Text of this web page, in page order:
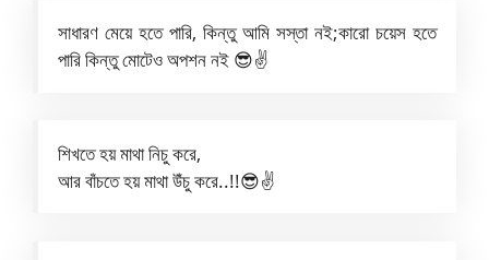
সাধারণ মেয়ে হতে পারি, কিন্তু আমি সস্তা নই;কারো চয়েস হতে
পারি কিন্তু মোটেও অপশন নই 😎✌️
শিখতে হয় মাথা নিচু করে,
আর বাঁচতে হয় মাথা উঁচু করে..!!😎✌️